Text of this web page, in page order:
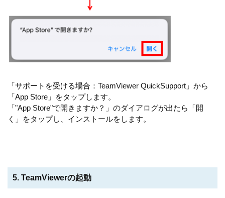
「サポートを受ける場合：TeamViewer QuickSupport」から
「App Store」をタップします。
「"App Store"で開きますか？」のダイアログが出たら「開
く」をタップし、インストールをします。
5. TeamViewerの起動